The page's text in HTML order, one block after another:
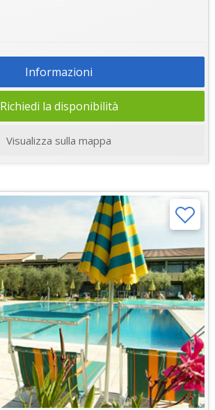
Informazioni
Richiedi la disponibilità
Visualizza sulla mappa